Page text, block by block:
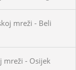
mreži - Beli
mreži - Osijek